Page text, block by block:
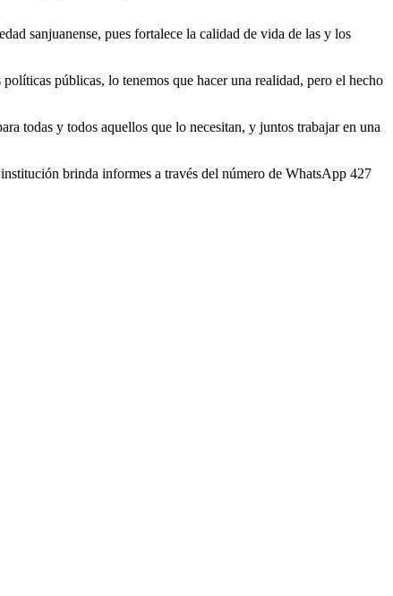
sanjuanense, pues fortalece la calidad de vida de las y los
públicas, lo tenemos que hacer una realidad, pero el hecho
todas y todos aquellos que lo necesitan, y juntos trabajar en una
brinda informes a través del número de WhatsApp 427